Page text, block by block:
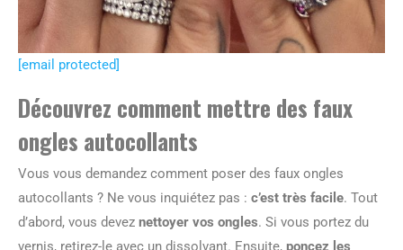
[email protected]
Découvrez comment mettre des faux
ongles autocollants
Vous vous demandez comment poser des faux ongles
autocollants ? Ne vous inquiétez pas : c’est très facile. Tout
d’abord, vous devez nettoyer vos ongles. Si vous portez du
vernis, retirez-le avec un dissolvant. Ensuite, poncez les